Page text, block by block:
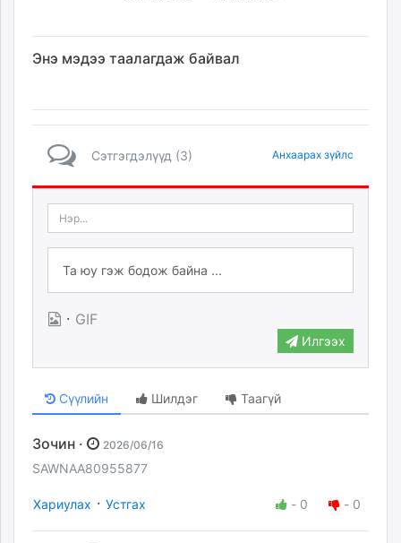
Энэ мэдээ таалагдаж байвал
Сэтгэгдэлүүд (3) Анхаарах зүйлс
· GIF
Илгээх
Сүүлийн Шилдэг Таагүй
Зочин · 2026/06/16
SAWNAA80955877
Хариулах · Устгах - 0 - 0